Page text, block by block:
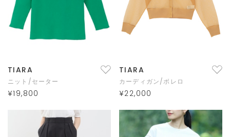
TIARA
ニット/セーター
¥19,800
TIARA
カーディガン/ボレロ
¥22,000